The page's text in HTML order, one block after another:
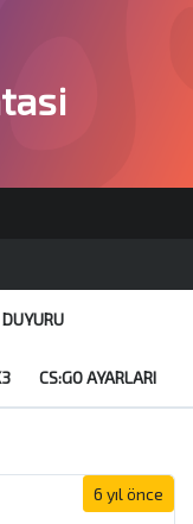
CS:GO AYARLARI
6 yıl önce